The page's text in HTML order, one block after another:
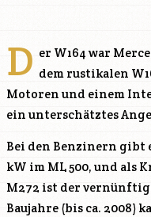
D er W164 war
dem rustikalen
Motoren und einem
ein unterschätztes
Bei den Benzinern gibt
kW im ML 500, und als
M272 ist der
Baujahre (bis ca. 2008)